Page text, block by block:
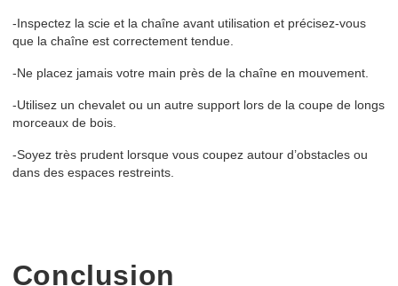
-Inspectez la scie et la chaîne avant utilisation et précisez-vous
que la chaîne est correctement tendue.
-Ne placez jamais votre main près de la chaîne en mouvement.
-Utilisez un chevalet ou un autre support lors de la coupe de longs
morceaux de bois.
-Soyez très prudent lorsque vous coupez autour d’obstacles ou
dans des espaces restreints.
Conclusion